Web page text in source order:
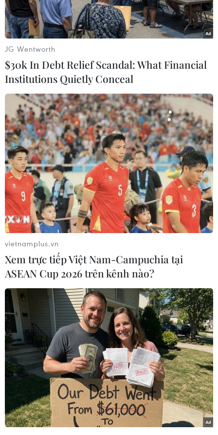
Nhấp chuột để xem kích thước chuẩn.
4 bài thuốc nằm trong Quyết định số 4539/QĐ-
JG Wentworth
$30k In Debt Relief Scandal: What Financial
Institutions Quietly Conceal
vietnamplus.vn
Xem trực tiếp Việt Nam-Campuchia tại
ASEAN Cup 2026 trên kênh nào?